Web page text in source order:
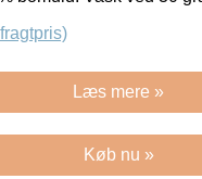
Læs mere »
Køb nu »